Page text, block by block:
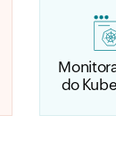
do